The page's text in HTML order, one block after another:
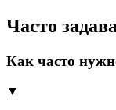
Часто
Как часто
▼